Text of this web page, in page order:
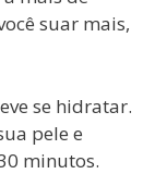
suar mais,
se hidratar.
pele e
minutos.